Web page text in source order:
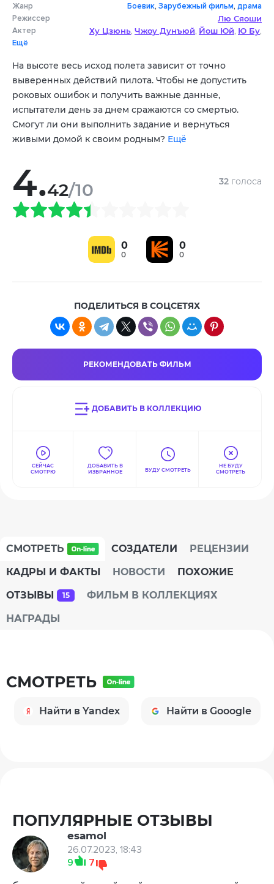
Жанр
Режиссер
Актер
Ещё
Боевик, Зарубежный фильм, драма
Лю Сяоши
Ху Цзюнь, Чжоу Дунъюй, Йош Юй, Ю Бу,
На высоте весь исход полета зависит от точно
выверенных действий пилота. Чтобы не допустить
роковых ошибок и получить важные данные,
испытатели день за днем сражаются со смертью.
Смогут ли они выполнить задание и вернуться
живыми домой к своим родным? Ещё
4.42/10 32 голоса
0
0
0
0
ПОДЕЛИТЬСЯ В СОЦСЕТЯХ
РЕКОМЕНДОВАТЬ ФИЛЬМ
ДОБАВИТЬ В КОЛЛЕКЦИЮ
СЕЙЧАС
СМОТРЮ
ДОБАВИТЬ В
ИЗБРАННОЕ
БУДУ СМОТРЕТЬ
НЕ БУДУ
СМОТРЕТЬ
СМОТРЕТЬ СОЗДАТЕЛИ
РЕЦЕНЗИИ
КАДРЫ И ФАКТЫ
НОВОСТИ
ПОХОЖИЕ
ОТЗЫВЫ
15
ФИЛЬМ В КОЛЛЕКЦИЯХ
НАГРАДЫ
СМОТРЕТЬ
Найти в Yandex Найти в Gooogle
ПОПУЛЯРНЫЕ ОТЗЫВЫ
esamol
26.07.2023, 18:43
9
7